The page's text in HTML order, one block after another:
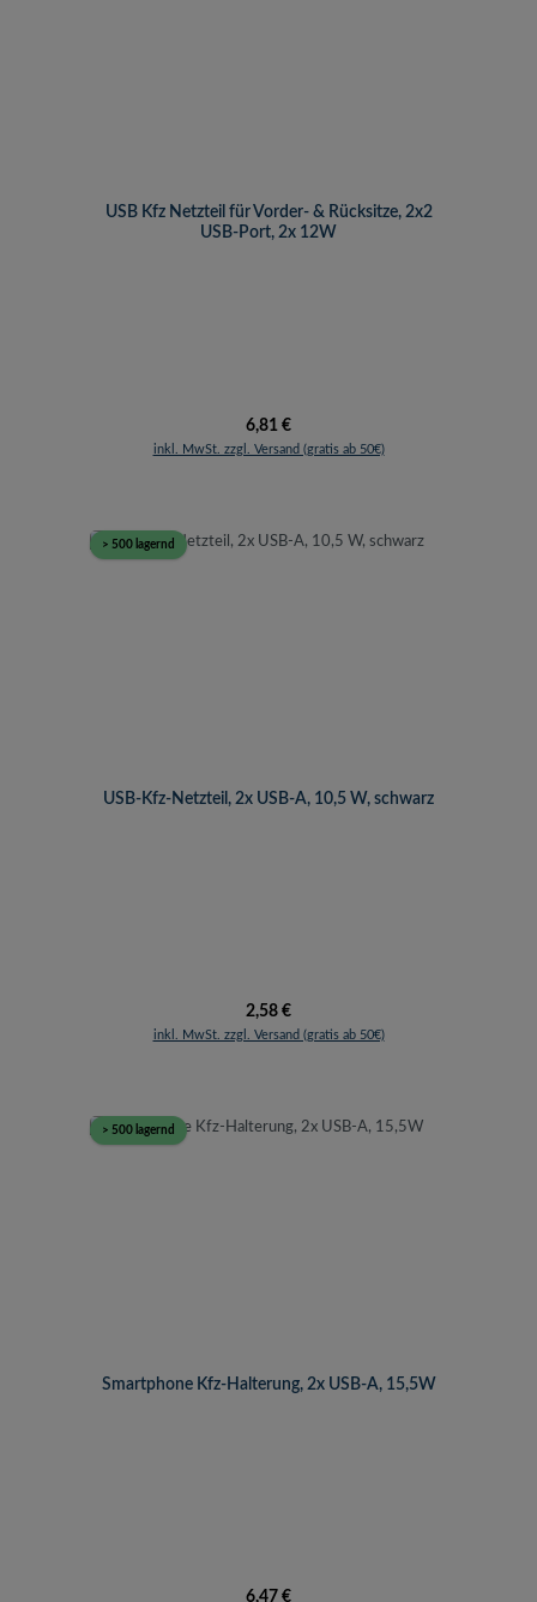
USB Kfz Netzteil für Vorder- & Rücksitze, 2x2
USB-Port, 2x 12W
Regulärer Preis:
6,81 €
inkl. MwSt. zzgl. Versand (gratis ab 50€)
> 500 lagernd
USB-Kfz-Netzteil, 2x USB-A, 10,5 W, schwarz
Regulärer Preis:
2,58 €
inkl. MwSt. zzgl. Versand (gratis ab 50€)
> 500 lagernd
Smartphone Kfz-Halterung, 2x USB-A, 15,5W
Regulärer Preis:
6,47 €